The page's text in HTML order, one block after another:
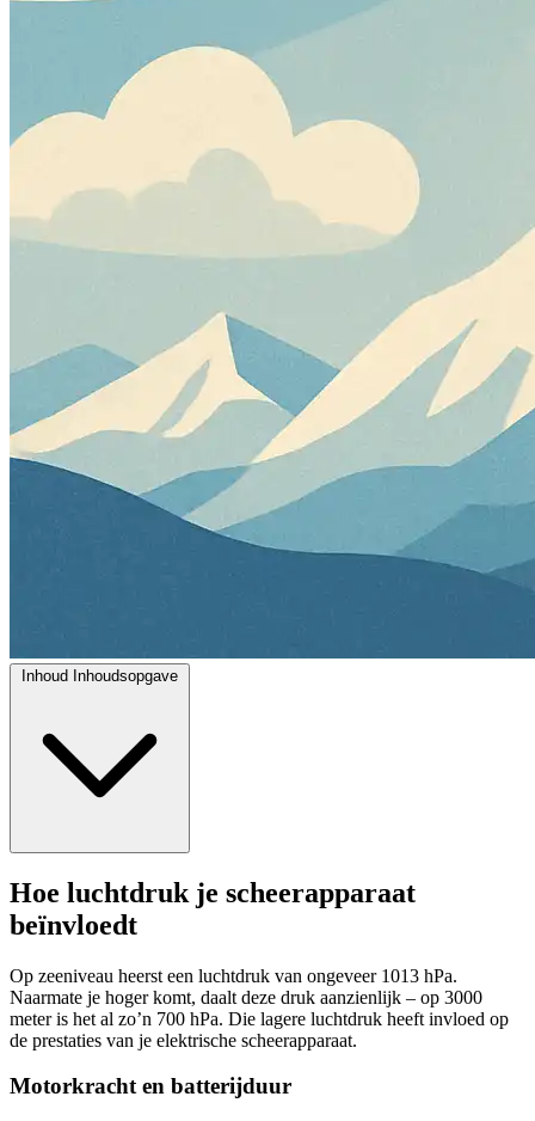
Inhoud Inhoudsopgave
Hoe luchtdruk je scheerapparaat
beïnvloedt
Op zeeniveau heerst een luchtdruk van ongeveer 1013 hPa.
Naarmate je hoger komt, daalt deze druk aanzienlijk – op 3000
meter is het al zo’n 700 hPa. Die lagere luchtdruk heeft invloed op
de prestaties van je elektrische scheerapparaat.
Motorkracht en batterijduur